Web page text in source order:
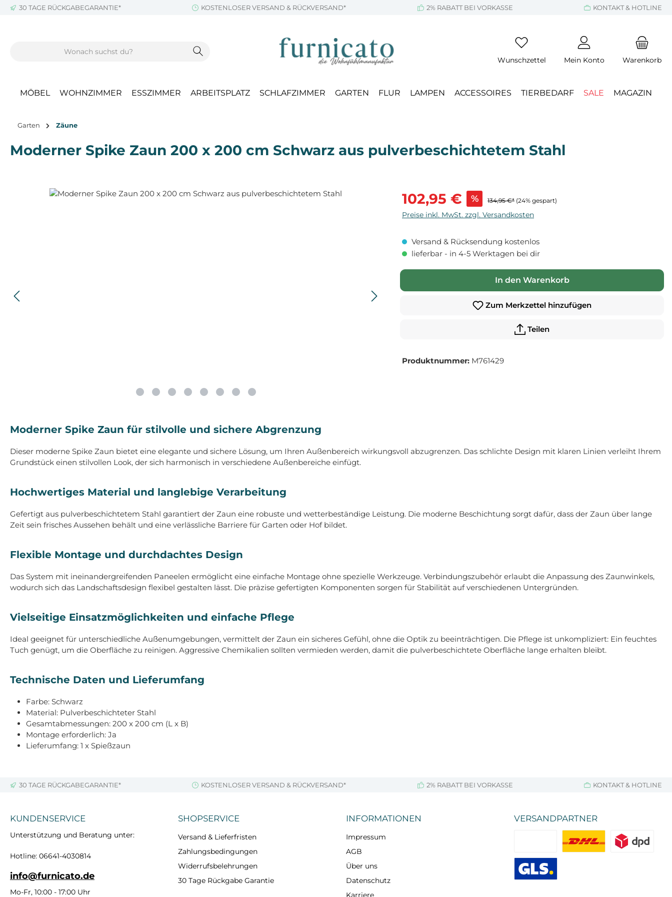
Hauptinhalt springen
Zur Suche springen
Zur Hauptnavigation springen
30 TAGE RÜCKGABEGARANTIE* KOSTENLOSER VERSAND & RÜCKVERSAND* 2% RABATT BEI VORKASSE KONTAKT & HOTLINE
Wunschzettel Mein Konto Warenkorb
MÖBEL WOHNZIMMER ESSZIMMER ARBEITSPLATZ SCHLAFZIMMER GARTEN FLUR LAMPEN ACCESSOIRES TIERBEDARF SALE MAGAZIN
Garten Zäune
Moderner Spike Zaun 200 x 200 cm Schwarz aus pulverbeschichtetem Stahl
Bildergalerie überspringen Verkaufspreis:
102,95 € % 134,95 €* (24% gespart)
Preise inkl. MwSt. zzgl. Versandkosten
Versand & Rücksendung kostenlos
lieferbar - in 4-5 Werktagen bei dir
In den Warenkorb
Zum Merkzettel hinzufügen
Teilen
Produktnummer: M761429
Moderner Spike Zaun für stilvolle und sichere Abgrenzung
Dieser moderne Spike Zaun bietet eine elegante und sichere Lösung, um Ihren Außenbereich wirkungsvoll abzugrenzen. Das schlichte Design mit klaren Linien verleiht Ihrem
Grundstück einen stilvollen Look, der sich harmonisch in verschiedene Außenbereiche einfügt.
Hochwertiges Material und langlebige Verarbeitung
Gefertigt aus pulverbeschichtetem Stahl garantiert der Zaun eine robuste und wetterbeständige Leistung. Die moderne Beschichtung sorgt dafür, dass der Zaun über lange
Zeit sein frisches Aussehen behält und eine verlässliche Barriere für Garten oder Hof bildet.
Flexible Montage und durchdachtes Design
Das System mit ineinandergreifenden Paneelen ermöglicht eine einfache Montage ohne spezielle Werkzeuge. Verbindungszubehör erlaubt die Anpassung des Zaunwinkels,
wodurch sich das Landschaftsdesign flexibel gestalten lässt. Die präzise gefertigten Komponenten sorgen für Stabilität auf verschiedenen Untergründen.
Vielseitige Einsatzmöglichkeiten und einfache Pflege
Ideal geeignet für unterschiedliche Außenumgebungen, vermittelt der Zaun ein sicheres Gefühl, ohne die Optik zu beeinträchtigen. Die Pflege ist unkompliziert: Ein feuchtes
Tuch genügt, um die Oberfläche zu reinigen. Aggressive Chemikalien sollten vermieden werden, damit die pulverbeschichtete Oberfläche lange erhalten bleibt.
Technische Daten und Lieferumfang
Farbe: Schwarz
Material: Pulverbeschichteter Stahl
Gesamtabmessungen: 200 x 200 cm (L x B)
Montage erforderlich: Ja
Lieferumfang: 1 x Spießzaun
30 TAGE RÜCKGABEGARANTIE* KOSTENLOSER VERSAND & RÜCKVERSAND* 2% RABATT BEI VORKASSE KONTAKT & HOTLINE
KUNDENSERVICE
Unterstützung und Beratung unter:
Hotline: 06641-4030814
info@furnicato.de
Mo-Fr, 10:00 - 17:00 Uhr
SHOPSERVICE
Versand & Lieferfristen
Zahlungsbedingungen
Widerrufsbelehrungen
30 Tage Rückgabe Garantie
INFORMATIONEN
Impressum
AGB
Über uns
Datenschutz
Karriere
VERSANDPARTNER
Standard